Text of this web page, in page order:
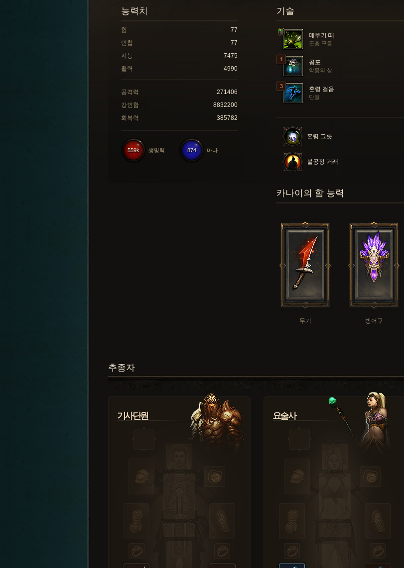
기술
메뚜기 떼
곤충 구름
공포
악몽의 상
혼령 걸음
단절
혼령 그릇
불공정 거래
능력치
힘
77
민첩
77
지능
7475
활력
4990
공격력
271406
강인함
8832200
회복력
385782
874 마나
559k 생명력
카나이의 함 능력
무기 방어구
추종자
기사단원 요술사